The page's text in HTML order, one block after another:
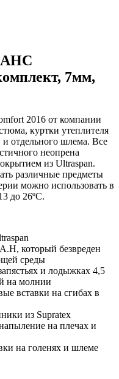
7мм,
2016 от компании
куртки утеплителя
отдельного шлема. Все
неопрена
из Ultraspan.
различные предметы
можно использовать в
до 26ºC.
который безвреден
среды
и лодыжках 4,5
на молнии
вставки на сгибах в
из Supratex
на плечах и
на голенях и шлеме